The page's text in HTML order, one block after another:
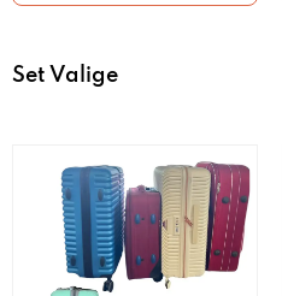
Set Valige